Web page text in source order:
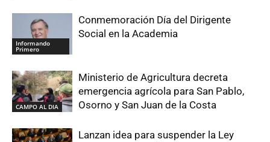
Informando
Primero
Conmemoración Día del Dirigente
Social en la Academia
CAMPO AL DIA
Ministerio de Agricultura decreta
emergencia agrícola para San Pablo,
Osorno y San Juan de la Costa
Lanzan idea para suspender la Ley